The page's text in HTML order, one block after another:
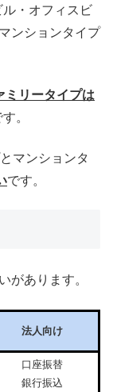
・オフィスビ
ンションタイプ
ミリータイプは
。
マンションタ
です。
があります。
法人向け
口座振替
銀行振込